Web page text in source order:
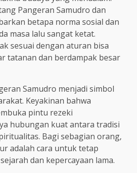
Pangeran Samudro dan
betapa norma sosial dan
masa lalu sangat ketat.
sesuai dengan aturan bisa
tatanan dan berdampak besar
Samudro menjadi simbol
Keyakinan bahwa
pintu rezeki
hubungan kuat antara tradisi
Bagi sebagian orang,
adalah cara untuk tetap
dan kepercayaan lama.